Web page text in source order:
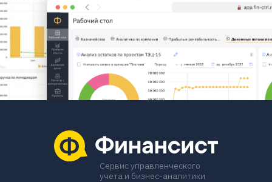
Сервис управленческого
учета и бизнес-аналитики